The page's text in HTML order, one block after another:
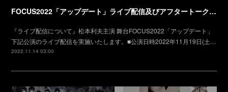
FOCUS2022「アップデート」ライブ配信及びアフタートークチケット販売のお知らせ
『ライブ配信について』松本利夫主演 舞台FOCUS2022「アップデート」
下記公演のライブ配信を実施いたします。■公演日時2022年11月19日(土…
2022.11.14 03:00